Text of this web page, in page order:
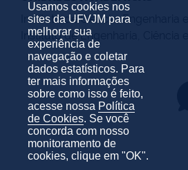
Usamos cookies nos
sites da UFVJM para
melhorar sua
experiência de
navegação e coletar
dados estatísticos. Para
ter mais informações
sobre como isso é feito,
acesse nossa Política
de Cookies. Se você
concorda com nosso
monitoramento de
cookies, clique em "OK".
Instituto de Ciência, Engenharia
Instituto de Engenharia, Ciência